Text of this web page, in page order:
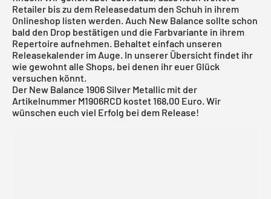
Retailer bis zu dem Releasedatum den Schuh in ihrem
Onlineshop listen werden. Auch New Balance sollte schon
bald den Drop bestätigen und die Farbvariante in ihrem
Repertoire aufnehmen. Behaltet einfach unseren
Releasekalender im Auge. In unserer Übersicht findet ihr
wie gewohnt alle Shops, bei denen ihr euer Glück
versuchen könnt.
Der New Balance 1906 Silver Metallic mit der
Artikelnummer M1906RCD kostet 168,00 Euro. Wir
wünschen euch viel Erfolg bei dem Release!